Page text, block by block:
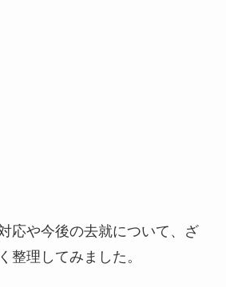
応や今後の去就について、ざ
整理してみました。